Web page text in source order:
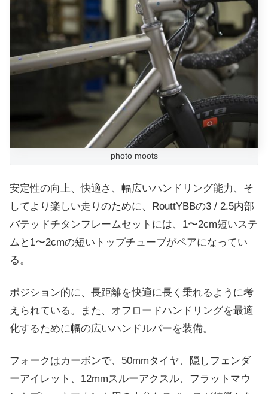
photo moots
安定性の向上、快適さ、幅広いハンドリング能力、そ
してより楽しい走りのために、RouttYBBの3 / 2.5内部
バテッドチタンフレームセットには、1〜2cm短いステ
ムと1〜2cmの短いトップチューブがペアになってい
る。
ポジション的に、長距離を快適に長く乗れるように考
えられている。また、オフロードハンドリングを最適
化するために幅の広いハンドルバーを装備。
フォークはカーボンで、50mmタイヤ、隠しフェンダ
ーアイレット、12mmスルーアクスル、フラットマウ